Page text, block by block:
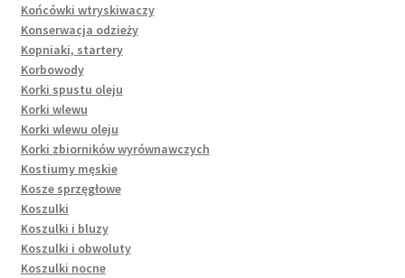
Końcówki wtryskiwaczy
Konserwacja odzieży
Kopniaki, startery
Korbowody
Korki spustu oleju
Korki wlewu
Korki wlewu oleju
Korki zbiorników wyrównawczych
Kostiumy męskie
Kosze sprzęgłowe
Koszulki
Koszulki i bluzy
Koszulki i obwoluty
Koszulki nocne